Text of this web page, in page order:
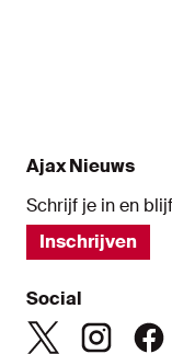
Ajax Nieuws
Schrijf je in en
Inschrijven
Social